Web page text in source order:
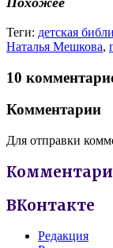
Теги: детская
Наталья Мешкова,
10
Комментарии
Для отправки
ВКонтакте
Редакция